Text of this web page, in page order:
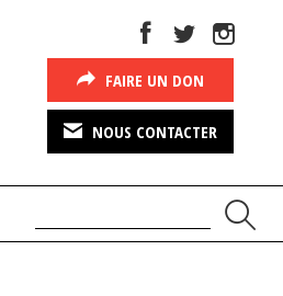
FAIRE UN DON
NOUS CONTACTER